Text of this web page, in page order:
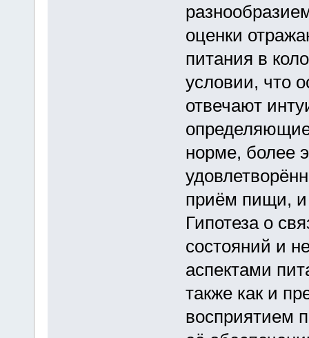
оценки
питания в
условии, что
отвечают
норме, более
приём пищи,
Гипотеза о
состояний и
аспектами
также как и
восприятием